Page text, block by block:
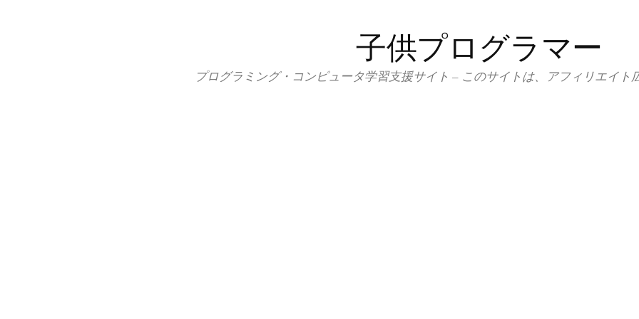
子供プログラマー
プログラミング・コンピュータ学習支援サイト – このサイトは、アフィリエイト